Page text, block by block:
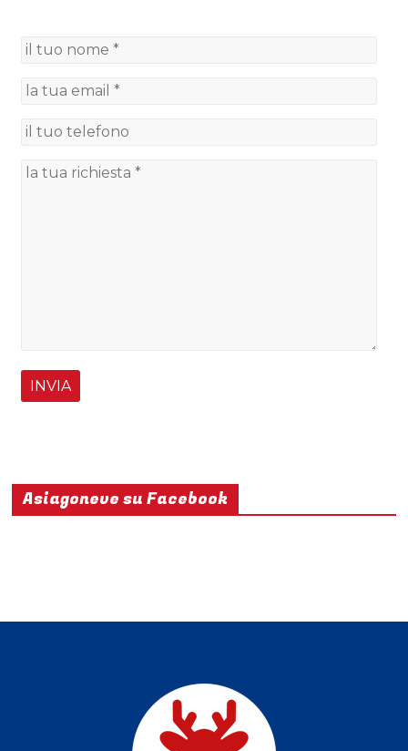
Asiagoneve su Facebook